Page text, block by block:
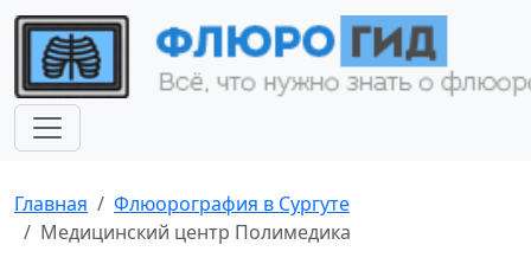
Главная
Флюорография в Сургуте
Медицинский центр Полимедика